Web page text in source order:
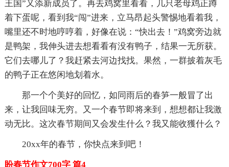
王国”又添新成员了。再去鸡窝里看看，几只老母鸡正蹲
着下蛋呢，看到我“闯”进来，立马昂起头警惕地看着我，
嘴里还不时地哼哼着，好像在说：“快出去！”鸡窝旁边就
是鸭架，我伸头进去想看看有没有鸭子，结果一无所获。
它们去哪儿了？我赶紧去河边找找。果然，一群披着灰毛
的鸭子正在悠闲地划着水。
那一个个美好的回忆，如同雨后的春笋一般冒了出
来，让我回味无穷。又一个春节即将来到，想想都让我激
动无比。这次春节期间又会发生什么？我又能收獲什么？
20xx年的春节，你快点来到吧！
盼春节作文700字 篇4